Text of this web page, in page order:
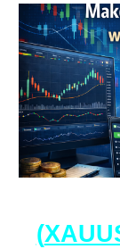
توصيات تداول الذهب (XAUUSD)